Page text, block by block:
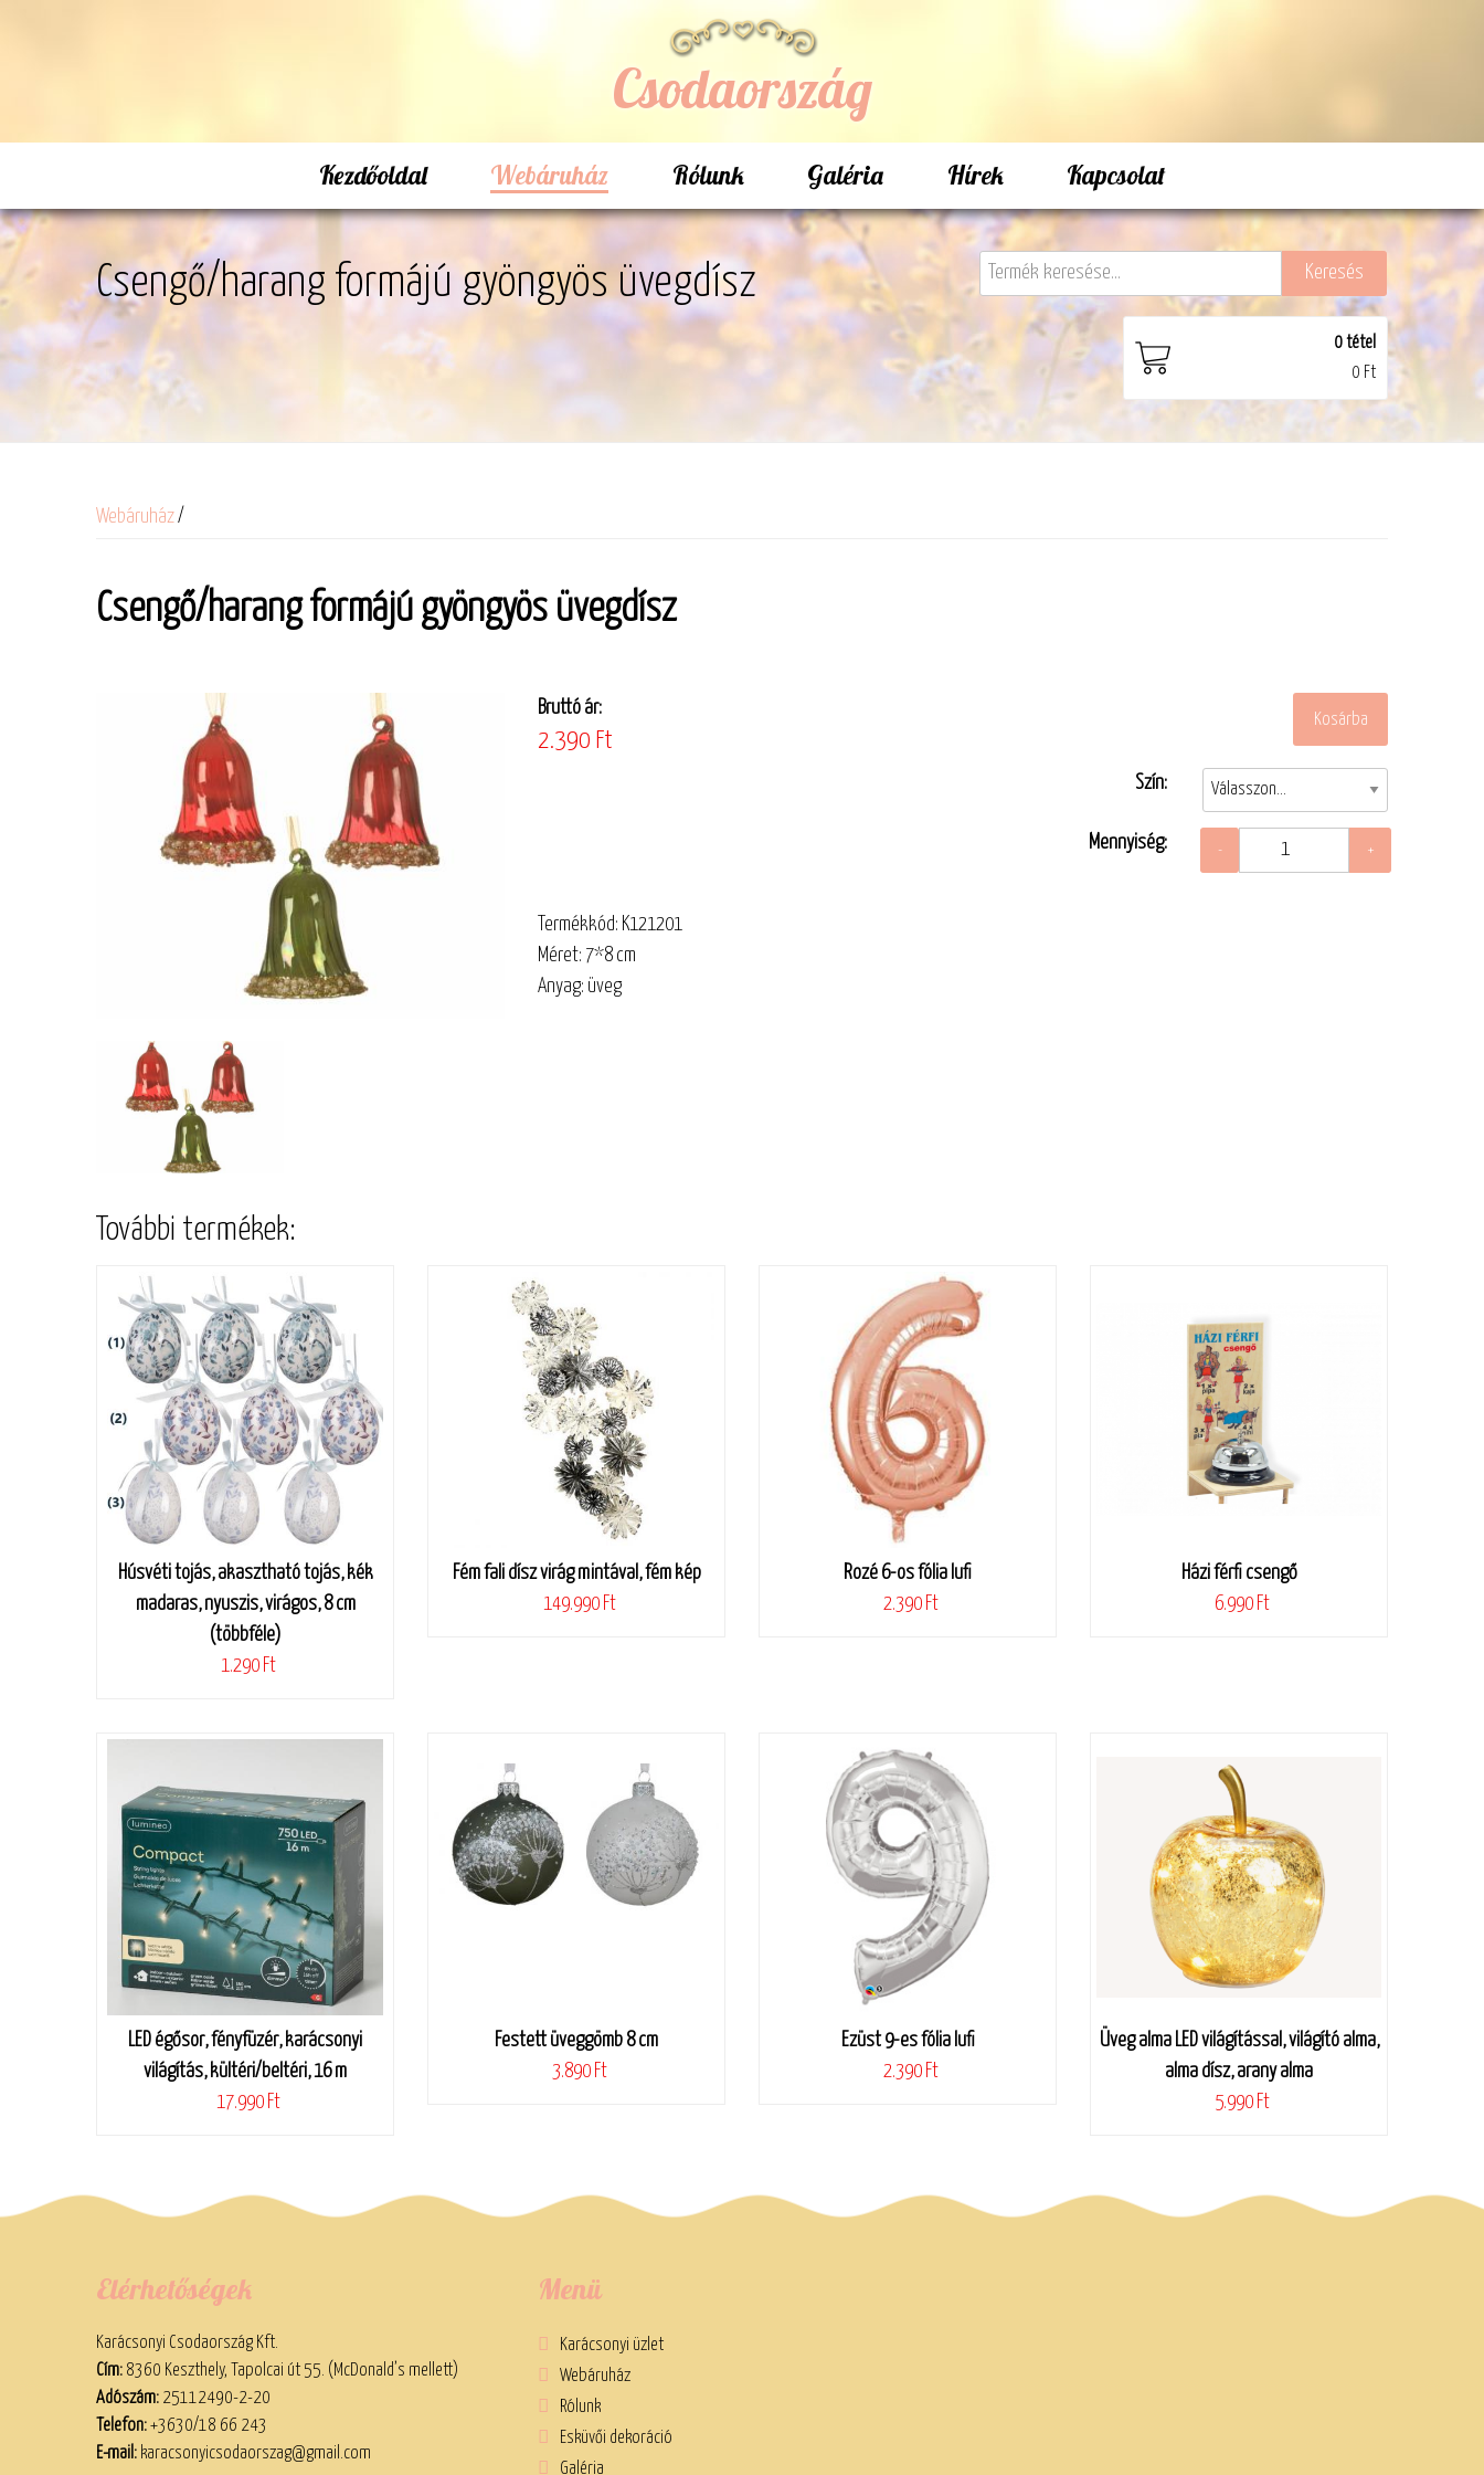
Csodaország
Kezdőoldal Webáruház Rólunk Galéria Hírek Kapcsolat
Csengő/harang formájú gyöngyös üvegdísz
0tétel
0 Ft
Webáruház/
Csengő/harang formájú gyöngyös üvegdísz
Bruttó ár:
2.390 Ft
Szín:
Mennyiség:
Termékkód: K121201
Méret: 7*8 cm
Anyag: üveg
További termékek:
Húsvéti tojás, akasztható tojás, kék
madaras, nyuszis, virágos, 8 cm
(többféle)
1.290 Ft
Fém fali dísz virág mintával, fém kép
149.990 Ft
Rozé 6-os fólia lufi
2.390 Ft
Házi férfi csengő
6.990 Ft
LED égősor, fényfüzér, karácsonyi
világítás, kültéri/beltéri, 16 m
17.990 Ft
Festett üveggömb 8 cm
3.890 Ft
Ezüst 9-es fólia lufi
2.390 Ft
Üveg alma LED világítással, világító alma,
alma dísz, arany alma
5.990 Ft
Elérhetőségek
Karácsonyi Csodaország Kft.
Cím: 8360 Keszthely, Tapolcai út 55. (McDonald’s mellett)
Adószám: 25112490-2-20
Telefon:+3630/18 66 243
E-mail: karacsonyicsodaorszag@gmail.com
Menü
Karácsonyi üzlet
Webáruház
Rólunk
Esküvői dekoráció
Galéria